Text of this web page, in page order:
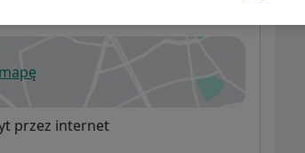
się w nowej karcie
przez internet